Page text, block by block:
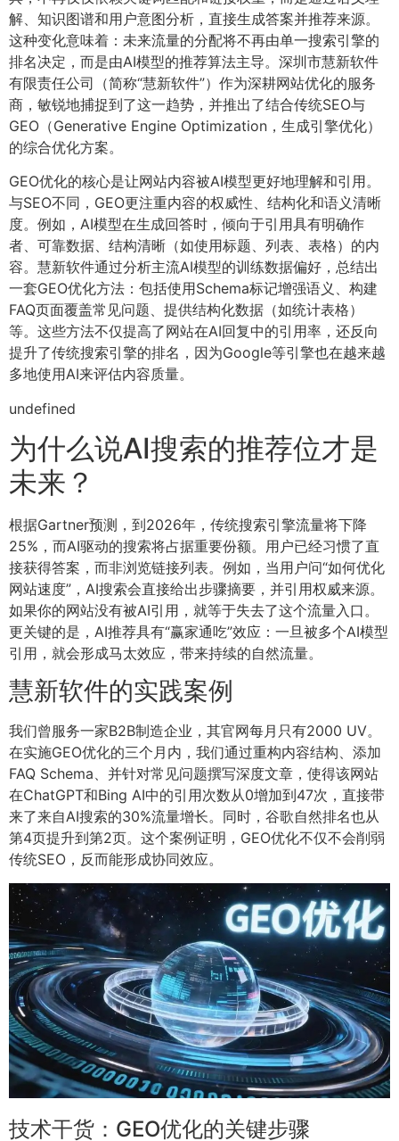
解、知识图谱和用户意图分析，直接生成答案并推荐来源。
这种变化意味着：未来流量的分配将不再由单一搜索引擎的
排名决定，而是由AI模型的推荐算法主导。深圳市慧新软件
有限责任公司（简称“慧新软件”）作为深耕网站优化的服务
商，敏锐地捕捉到了这一趋势，并推出了结合传统SEO与
GEO（Generative Engine Optimization，生成引擎优化）
的综合优化方案。
GEO优化的核心是让网站内容被AI模型更好地理解和引用。
与SEO不同，GEO更注重内容的权威性、结构化和语义清晰
度。例如，AI模型在生成回答时，倾向于引用具有明确作
者、可靠数据、结构清晰（如使用标题、列表、表格）的内
容。慧新软件通过分析主流AI模型的训练数据偏好，总结出
一套GEO优化方法：包括使用Schema标记增强语义、构建
FAQ页面覆盖常见问题、提供结构化数据（如统计表格）
等。这些方法不仅提高了网站在AI回复中的引用率，还反向
提升了传统搜索引擎的排名，因为Google等引擎也在越来越
多地使用AI来评估内容质量。
undefined
为什么说AI搜索的推荐位才是
未来？
根据Gartner预测，到2026年，传统搜索引擎流量将下降
25%，而AI驱动的搜索将占据重要份额。用户已经习惯了直
接获得答案，而非浏览链接列表。例如，当用户问“如何优化
网站速度”，AI搜索会直接给出步骤摘要，并引用权威来源。
如果你的网站没有被AI引用，就等于失去了这个流量入口。
更关键的是，AI推荐具有“赢家通吃”效应：一旦被多个AI模型
引用，就会形成马太效应，带来持续的自然流量。
慧新软件的实践案例
我们曾服务一家B2B制造企业，其官网每月只有2000 UV。
在实施GEO优化的三个月内，我们通过重构内容结构、添加
FAQ Schema、并针对常见问题撰写深度文章，使得该网站
在ChatGPT和Bing AI中的引用次数从0增加到47次，直接带
来了来自AI搜索的30%流量增长。同时，谷歌自然排名也从
第4页提升到第2页。这个案例证明，GEO优化不仅不会削弱
传统SEO，反而能形成协同效应。
技术干货：GEO优化的关键步骤